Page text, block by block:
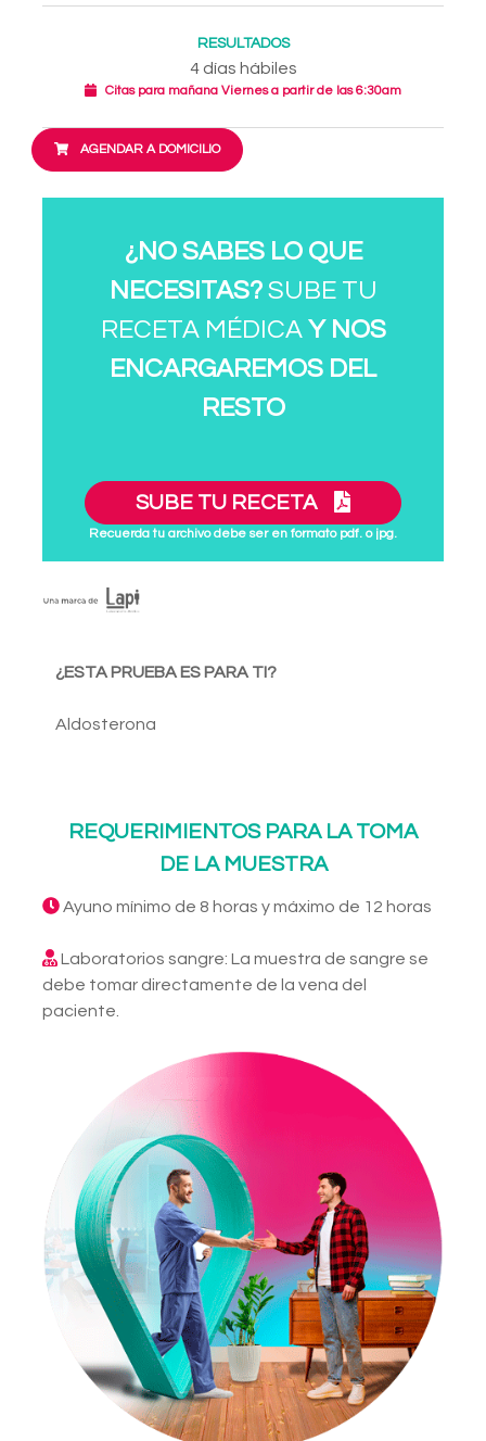
RESULTADOS
4 días hábiles
Citas para mañana Viernes a partir de las 6:30am
AGENDAR A DOMICILIO
¿NO SABES LO QUE
NECESITAS?SUBE TU
RECETA MÉDICA Y NOS
ENCARGAREMOS DEL
RESTO
SUBE TU RECETA
Recuerda tu archivo debe ser en formato pdf. o jpg.
¿ESTA PRUEBA ES PARA TI?
Aldosterona
REQUERIMIENTOS PARA LA TOMA
DE LA MUESTRA
Ayuno mínimo de 8 horas y máximo de 12 horas
Laboratorios sangre: La muestra de sangre se
debe tomar directamente de la vena del
paciente.